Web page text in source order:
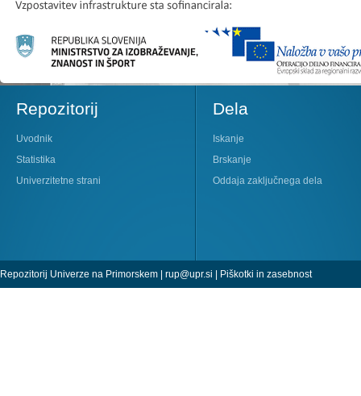
Repozitorij
Uvodnik
Statistika
Univerzitetne strani
Dela
Iskanje
Brskanje
Oddaja zaključnega dela
Repozitorij Univerze na Primorskem | rup@upr.si | Piškotki in zasebnost